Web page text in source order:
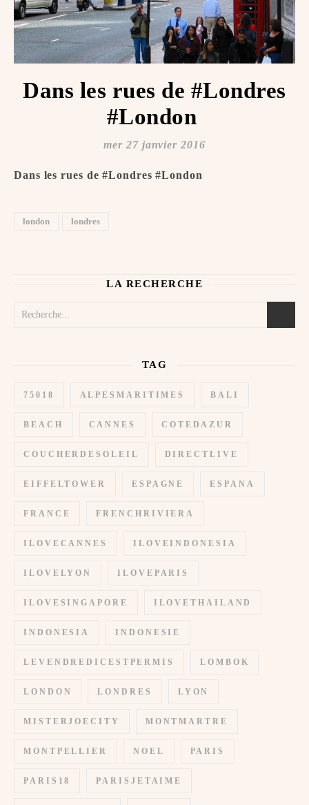
Dans les rues de #Londres
#London ️️️️
mer 27 janvier 2016
Dans les rues de #Londres #London ️️️️
london londres
LA RECHERCHE
TAG
75018 ALPESMARITIMES BALI
BEACH CANNES COTEDAZUR
COUCHERDESOLEIL DIRECTLIVE
EIFFELTOWER ESPAGNE ESPANA
FRANCE FRENCHRIVIERA
ILOVECANNES ILOVEINDONESIA
ILOVELYON ILOVEPARIS
ILOVESINGAPORE ILOVETHAILAND
INDONESIA INDONESIE
LEVENDREDICESTPERMIS LOMBOK
LONDON LONDRES LYON
MISTERJOECITY MONTMARTRE
MONTPELLIER NOEL PARIS
PARIS18 PARISJETAIME